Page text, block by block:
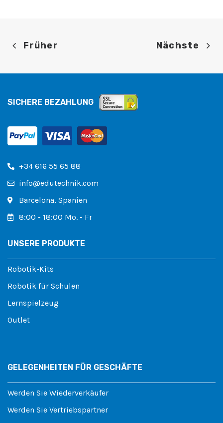
Früher Nächste
SICHERE BEZAHLUNG
+34 616 55 65 88
info@edutechnik.com
Barcelona, ​​​​Spanien
8:00 - 18:00 Mo. - Fr
UNSERE PRODUKTE
Robotik-Kits
Robotik für Schulen
Lernspielzeug
Outlet
GELEGENHEITEN FÜR GESCHÄFTE
Werden Sie Wiederverkäufer
Werden Sie Vertriebspartner